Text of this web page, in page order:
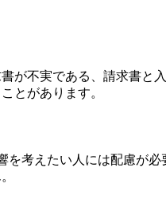
が不実である、請求書と
とがあります。
考えたい人には配慮が